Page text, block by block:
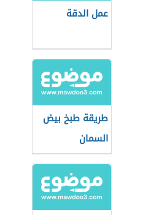
عمل الدقة
طريقة طبخ بيض
السمان